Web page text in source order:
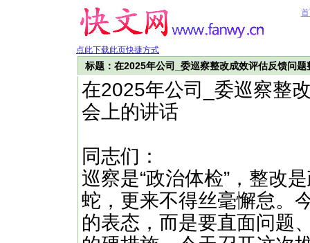
点此下载此页快捷方式
标题：在2025年公司_委巡察整改成效评估反馈问
在2025年公司_委巡察整
会上的讲话
同志们：
巡察是“政治体检”，整改
蛇，更来不得丝毫懈怠。
的表态，而是要直面问题